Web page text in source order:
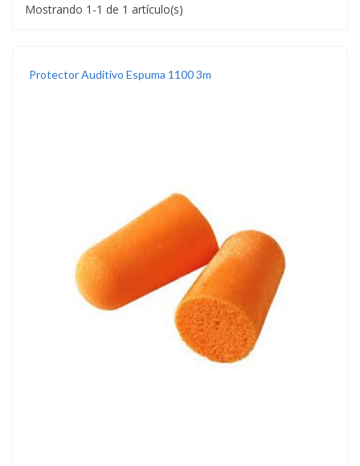
Mostrando 1-1 de 1 artículo(s)
Protector Auditivo Espuma 1100 3m